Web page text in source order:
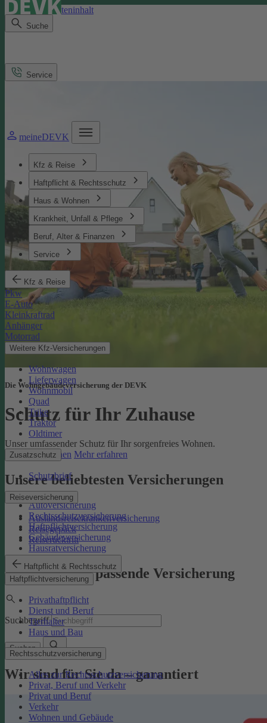
Direkt zum Seiteninhalt
Suche
meineDEVK
Kfz & Reise
Haftpflicht & Rechtsschutz
Haus & Wohnen
Krankheit, Unfall & Pflege
Beruf, Alter & Finanzen
Service
Kfz & Reise
Pkw
E-Auto
Kleinkraftrad
Anhänger
Motorrad
Weitere Kfz-Versicherungen
Wohnwagen
Lieferwagen
Wohnmobil
Quad
Trike
Traktor
Oldtimer
Zusatzschutz
Schutzbrief
Reiseversicherung
Auslandsreisekrankenversicherung
Reisegepäck
Reiserücktritt
Haftpflicht & Rechtsschutz
Haftpflichtversicherung
Privathaftpflicht
Dienst und Beruf
Tierhalter
Haus und Bau
Rechtsschutzversicherung
Alles zur Rechtsschutzversicherung
Privat, Beruf und Verkehr
Privat und Beruf
Verkehr
Wohnen und Gebäude
Service
Die Wohngebäudeversicherung der DEVK
Schutz für Ihr Zuhause
Unser umfassender Schutz für Ihr sorgenfreies Wohnen.
Online berechnen Mehr erfahren
Unsere beliebtesten Versicherungen
Autoversicherung
Rechtsschutzversicherung
Haftpflichtversicherung
Gebäudeversicherung
Hausratversicherung
Finden Sie die passende Versicherung
Suchbegriff
Suchen
Wir sind für Sie da – garantiert